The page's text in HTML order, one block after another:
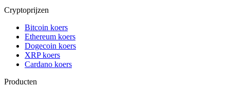
Cryptoprijzen
Bitcoin koers
Ethereum koers
Dogecoin koers
XRP koers
Cardano koers
Producten